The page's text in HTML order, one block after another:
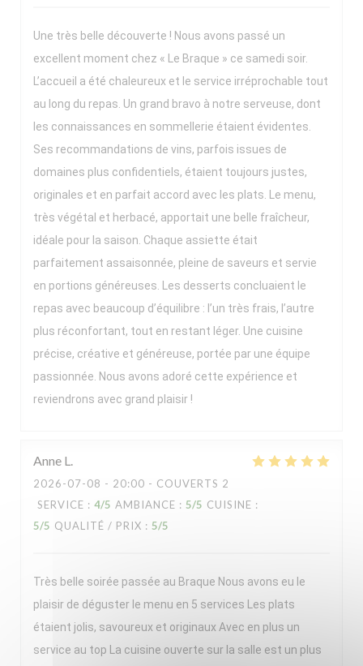
Une très belle découverte ! Nous avons passé un
excellent moment chez « Le Braque » ce samedi soir.
L’accueil a été chaleureux et le service irréprochable tout
au long du repas. Un grand bravo à notre serveuse, dont
les connaissances en sommellerie étaient évidentes.
Ses recommandations de vins, parfois issues de
domaines plus confidentiels, étaient toujours justes,
originales et en parfait accord avec les plats. Le menu,
très végétal et herbacé, apportait une belle fraîcheur,
idéale pour la saison. Chaque assiette était
parfaitement assaisonnée, pleine de saveurs et servie
en portions généreuses. Les desserts concluaient le
repas avec beaucoup d’équilibre : l’un très frais, l’autre
plus réconfortant, tout en restant léger. Une cuisine
précise, créative et généreuse, portée par une équipe
passionnée. Nous avons adoré cette expérience et
reviendrons avec grand plaisir !
Anne L
2026-07-08 - 20:00 - COUVERTS 2
SERVICE : 4/5 AMBIANCE : 5/5 CUISINE :
5/5 QUALITÉ / PRIX : 5/5
Très belle soirée passée au Braque Nous avons eu le
plaisir de déguster le menu en 5 services Les plats
étaient jolis, savoureux et originaux Avec en plus un
service au top La cuisine ouverte sur la salle est un plus